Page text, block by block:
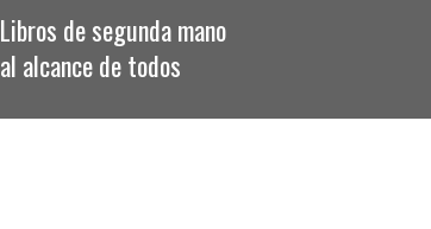
Libros de segunda mano
al alcance de todos